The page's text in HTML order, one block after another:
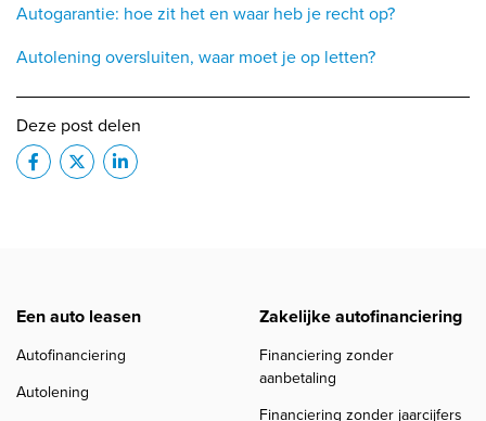
Autogarantie: hoe zit het en waar heb je recht op?
Autolening oversluiten, waar moet je op letten?
Deze post delen
Een auto leasen
Autofinanciering
Autolening
Zakelijke autofinanciering
Financiering zonder
aanbetaling
Financiering zonder jaarcijfers